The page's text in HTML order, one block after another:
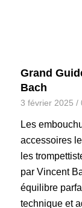
Grand
Bach
3 février 2025 /
Les
accessoires
les
par Vincent
équilibre
technique et